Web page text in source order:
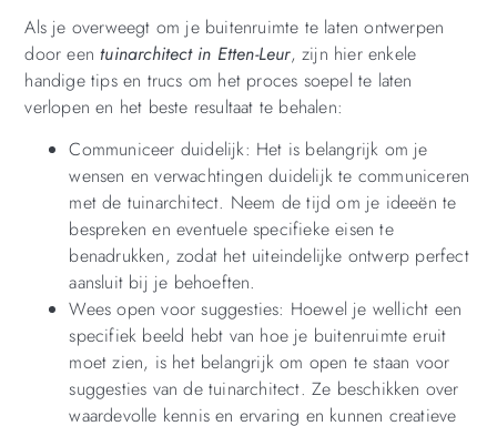
Als je overweegt om je buitenruimte te laten ontwerpen
door eentuinarchitect in Etten-Leur, zijn hier enkele
handige tips en trucs om het proces soepel te laten
verlopen en het beste resultaat te behalen:
Communiceer duidelijk: Het is belangrijk om je
wensen en verwachtingen duidelijk te communiceren
met de tuinarchitect. Neem de tijd om je ideeën te
bespreken en eventuele specifieke eisen te
benadrukken, zodat het uiteindelijke ontwerp perfect
aansluit bij je behoeften.
Wees open voor suggesties: Hoewel je wellicht een
specifiek beeld hebt van hoe je buitenruimte eruit
moet zien, is het belangrijk om open te staan voor
suggesties van de tuinarchitect. Ze beschikken over
waardevolle kennis en ervaring en kunnen creatieve